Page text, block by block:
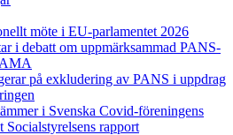
möte i EU-parlamentet 2026
i debatt om uppmärksammad PANS-
på exkludering av PANS i uppdrag
i Svenska Covid-föreningens
Socialstyrelsens rapport